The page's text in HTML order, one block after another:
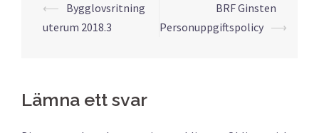
Inläggsnavigering
⟵ Bygglovsritning
uterum 2018.3
BRF Ginsten
Personuppgiftspolicy ⟶
Lämna ett svar